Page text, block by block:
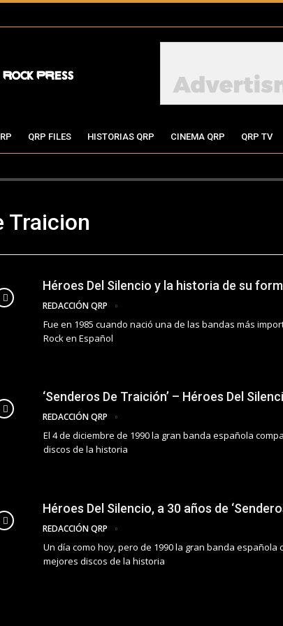
QRP FILES HISTORIAS QRP CINEMA QRP QRP TV
Traicion
Héroes Del Silencio y la historia de su
REDACCIÓN QRP
Fue en 1985 cuando nació una de las bandas más
Rock en Español
‘Senderos De Traición’ – Héroes Del
REDACCIÓN QRP
El 4 de diciembre de 1990 la gran banda española
discos de la historia
Héroes Del Silencio, a 30 años de
REDACCIÓN QRP
Un día como hoy, pero de 1990 la gran banda española
mejores discos de la historia